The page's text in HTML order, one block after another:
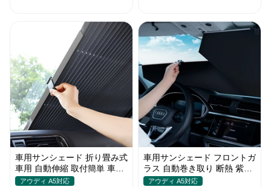
車用サンシェード 折り畳み式
車用 自動伸縮 取付簡単 車中
泊 紫外線UVカット 仮眠 断熱
アウディ A5対応
車用サンシェード フロントガ
ラス 自動巻き取り 断熱 紫外
線 UVカット 取付収納便利
アウディ A5対応